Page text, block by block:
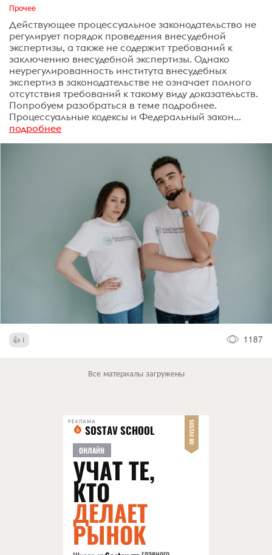
Прочее
Действующее процессуальное законодательство не
регулирует порядок проведения внесудебной
экспертизы, а также не содержит требований к
заключению внесудебной экспертизы. Однако
неурегулированность института внесудебных
экспертиз в законодательстве не означает полного
отсутствия требований к такому виду доказательств.
Попробуем разобраться в теме подробнее.
Процессуальные кодексы и Федеральный закон...
подробнее
1 1187
Все материалы загружены
РЕКЛАМА